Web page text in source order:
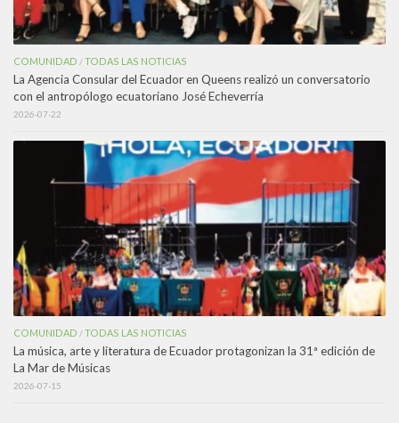
COMUNIDAD /TODAS LAS NOTICIAS
La Agencia Consular del Ecuador en Queens realizó un conversatorio
con el antropólogo ecuatoriano José Echeverría
2026-07-22
COMUNIDAD /TODAS LAS NOTICIAS
La música, arte y literatura de Ecuador protagonizan la 31ª edición de
La Mar de Músicas
2026-07-15